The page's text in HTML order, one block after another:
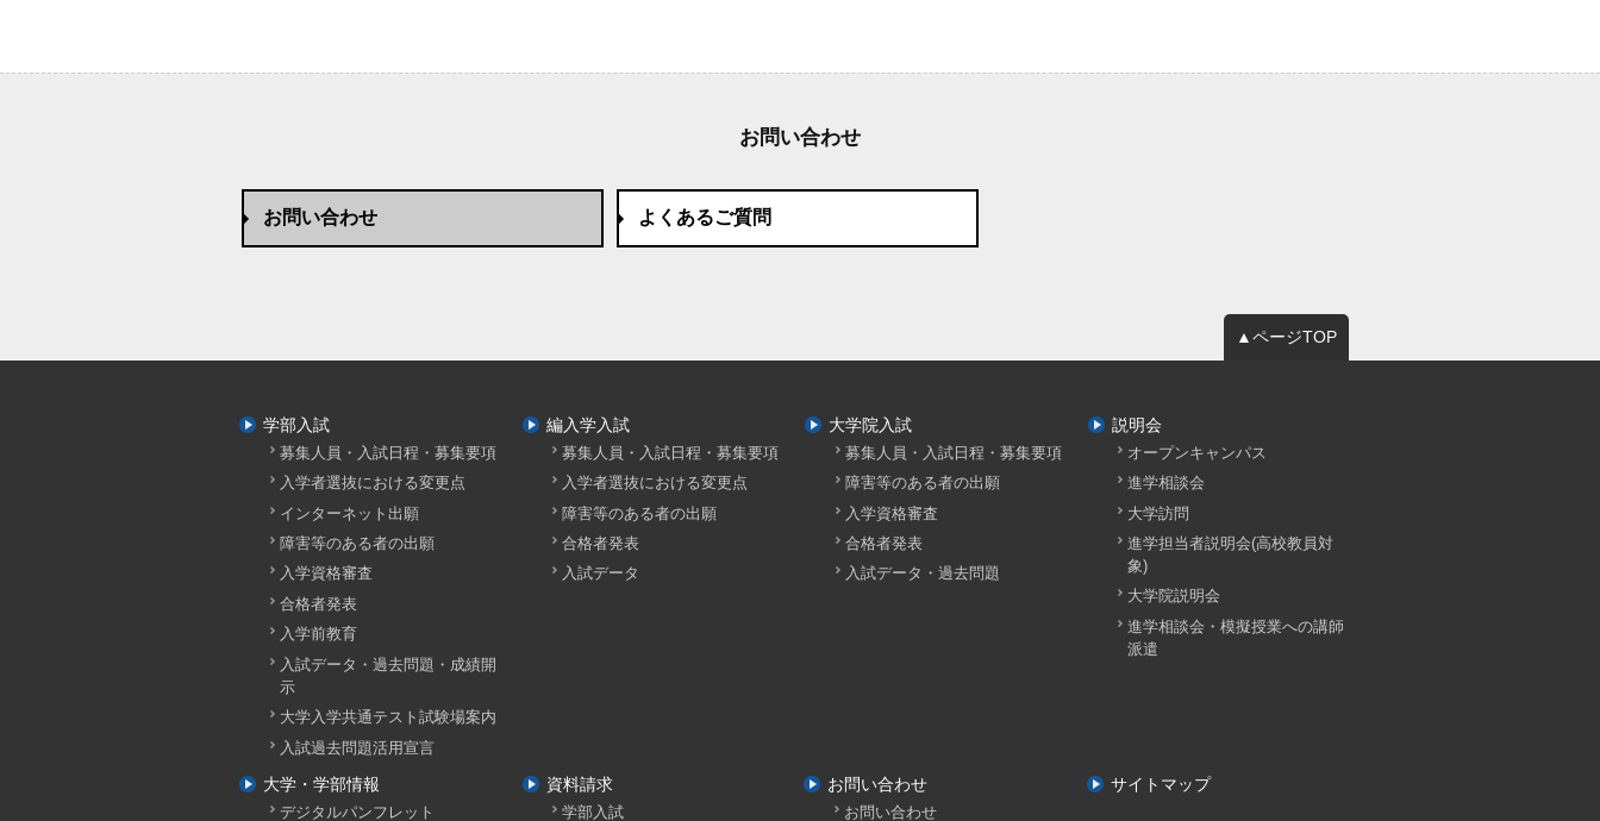
お問い合わせ
お問い合わせ よくあるご質問
▲ページTOP
学部入試
募集人員・入試日程・募集要項
入学者選抜における変更点
インターネット出願
障害等のある者の出願
入学資格審査
合格者発表
入学前教育
入試データ・過去問題・成績開
示
大学入学共通テスト試験場案内
入試過去問題活用宣言
編入学入試
募集人員・入試日程・募集要項
入学者選抜における変更点
障害等のある者の出願
合格者発表
入試データ
大学院入試
募集人員・入試日程・募集要項
障害等のある者の出願
入学資格審査
合格者発表
入試データ・過去問題
説明会
オープンキャンパス
進学相談会
大学訪問
進学担当者説明会(高校教員対
象)
大学院説明会
進学相談会・模擬授業への講師
派遣
大学・学部情報
デジタルパンフレット
資料請求
学部入試
お問い合わせ
お問い合わせ
サイトマップ